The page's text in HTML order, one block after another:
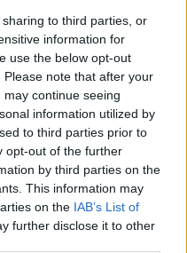
to third parties, or
information for
use the below opt-out
note that after your
continue seeing
information utilized by
to third parties prior to
opt-out of the further
by third parties on the
This information may
on the IAB’s List of
further disclose it to other
η ακούραστη
και Δήμους της
τον επόμενο μήνα και
ο δήμαρχος που
ΔΗΜΟ…σίως